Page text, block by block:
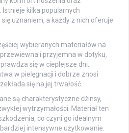
Istnieje kilka popularnych
uznaniem, a każdy z nich oferuje
wybieranych materiałów na
i przyjemna w dotyku,
się w cieplejsze dni.
w pielęgnacji i dobrze znosi
się na jej trwałość.
są charakterystyczne dżinsy,
wytrzymałości. Materiał ten
co czyni go idealnym
intensywne użytkowanie.